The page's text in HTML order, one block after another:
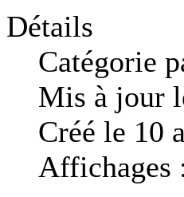
Détails
Catégorie
Mis à jour
Créé le 10
Affichages